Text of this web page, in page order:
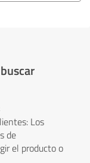
Los
de
el producto o